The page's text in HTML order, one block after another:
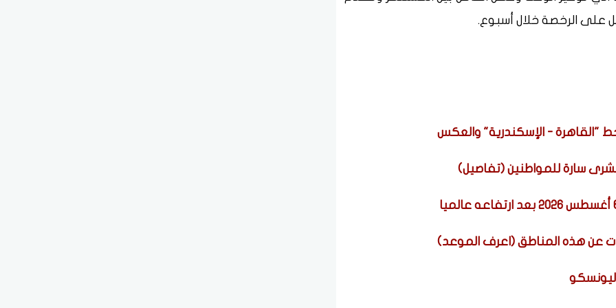
على الرخصة خلال أسبوع.
"القاهرة - الإسكندرية" والعكس
سارة للمواطنين (تفاصيل)